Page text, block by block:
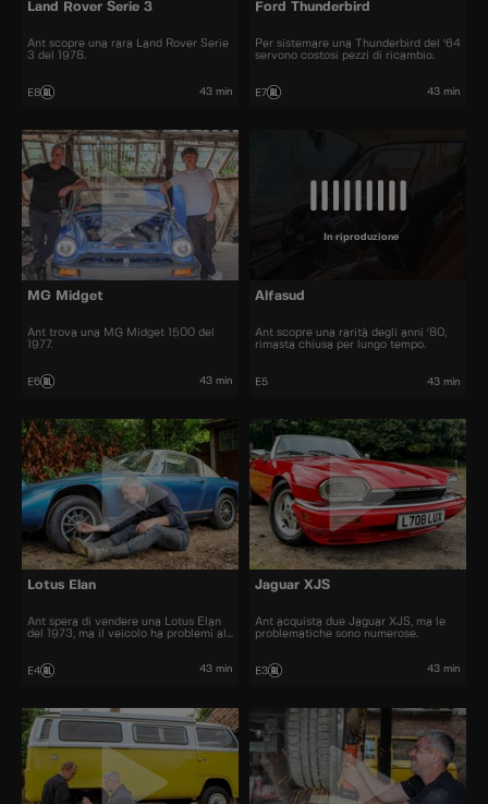
Land Rover Serie 3
Ant scopre una rara Land Rover Serie
3 del 1978.
E8 43 min
Ford Thunderbird
Per sistemare una Thunderbird del '64
servono costosi pezzi di ricambio.
E7 43 min
MG Midget
Ant trova una MG Midget 1500 del
1977.
E6 43 min
In riproduzione
Alfasud
Ant scopre una rarità degli anni '80,
rimasta chiusa per lungo tempo.
E5 43 min
Lotus Elan
Ant spera di vendere una Lotus Elan
del 1973, ma il veicolo ha problemi al
E4 43 min
Jaguar XJS
Ant acquista due Jaguar XJS, ma le
problematiche sono numerose.
E3 43 min